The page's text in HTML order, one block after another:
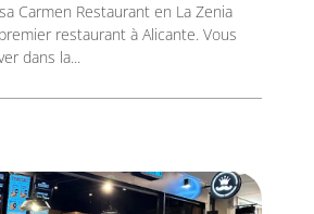
Carmen Restaurant en La Zenia
restaurant à Alicante. Vous
dans la...